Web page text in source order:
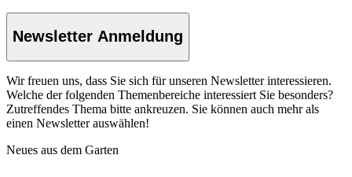
Newsletter Anmeldung
Wir freuen uns, dass Sie sich für unseren Newsletter interessieren.
Welche der folgenden Themenbereiche interessiert Sie besonders?
Zutreffendes Thema bitte ankreuzen. Sie können auch mehr als
einen Newsletter auswählen!
Neues aus dem Garten